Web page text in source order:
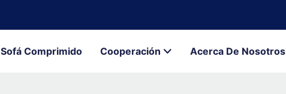
Sofá Comprimido Cooperación Acerca De Nosotros